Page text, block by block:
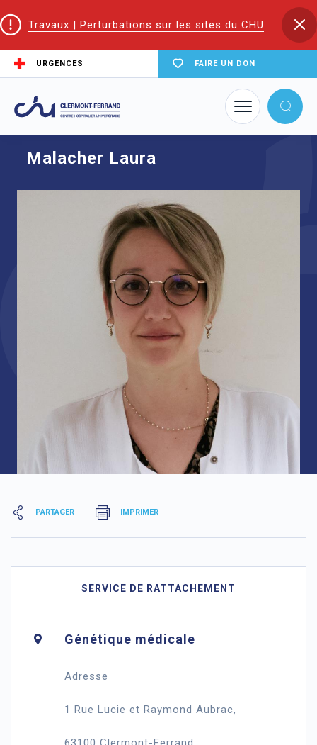
Travaux | Perturbations sur les sites du CHU
URGENCES FAIRE UN DON
Accueil
Génétique médicale
Malacher Laura
PARTAGER IMPRIMER
SERVICE DE RATTACHEMENT
Génétique médicale
Adresse
1 Rue Lucie et Raymond Aubrac,